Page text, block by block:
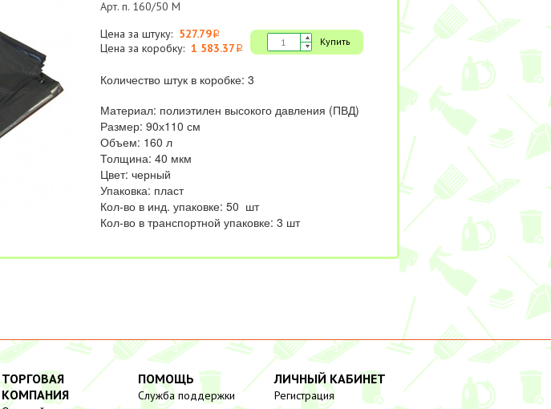
Арт. п. 160/50 М
Цена за штуку: 527.79i
Цена за коробку: 1 583.37 i
Купить
Количество штук в коробке: 3
Материал: полиэтилен высокого давления (ПВД)
Размер: 90х110 см
Объем: 160 л
Толщина: 40 мкм
Цвет: черный
Упаковка: пласт
Кол-во в инд. упаковке: 50 шт
Кол-во в транспортной упаковке: 3 шт
ТОРГОВАЯ
КОМПАНИЯ
ПОМОЩЬ
Служба поддержки
ЛИЧНЫЙ КАБИНЕТ
Регистрация